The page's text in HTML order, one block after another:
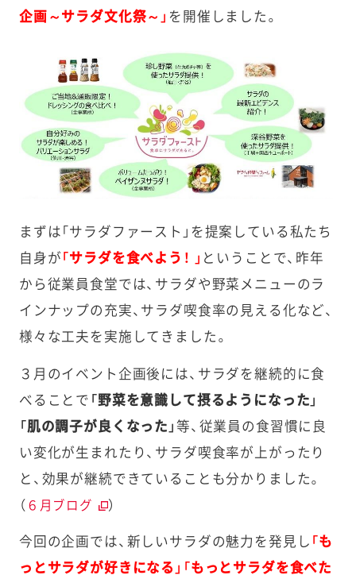
企画～サラダ文化祭～」 を開催しました。
まずは「サラダファースト」を提案している私たち
自身が 「サラダを食べよう！ 」 ということで、昨年
から従業員食堂では、サラダや野菜メニューのラ
インナップの充実、サラダ喫食率の見える化など、
様々な工夫を実施してきました。
３月のイベント企画後には、サラダを継続的に食
べることで 「野菜を意識して摂るようになった」
「肌の調子が良くなった」 等、従業員の食習慣に良
い変化が生まれたり、サラダ喫食率が上がったり
と、効果が継続できていることも分かりました。
（ ６月ブログ ）
今回の企画では、新しいサラダの魅力を発見し 「も
っとサラダが好きになる」「もっとサラダを食べた